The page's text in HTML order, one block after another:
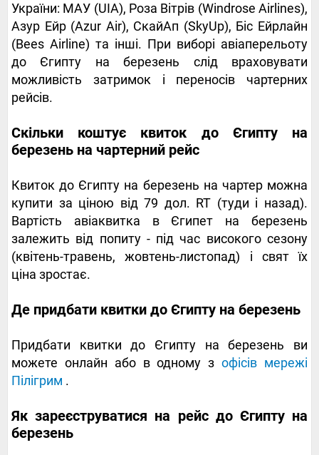
України: МАУ (UIA), Роза Вітрів (Windrose Airlines),
Азур Ейр (Azur Air), СкайАп (SkyUp), Біс Ейрлайн
(Bees Airline) та інші. При виборі авіаперельоту
до Єгипту на березень слід враховувати
можливість затримок і переносів чартерних
рейсів.
Скільки коштує квиток до Єгипту на
березень на чартерний рейс
Квиток до Єгипту на березень на чартер можна
купити за ціною від 79 дол. RT (туди і назад).
Вартість авіаквитка в Єгипет на березень
залежить від попиту - під час високого сезону
(квітень-травень, жовтень-листопад) і свят їх
ціна зростає.
Де придбати квитки до Єгипту на березень
Придбати квитки до Єгипту на березень ви
можете онлайн або в одному зофісів мережі
Пілігрим .
Як зареєструватися на рейс до Єгипту на
березень